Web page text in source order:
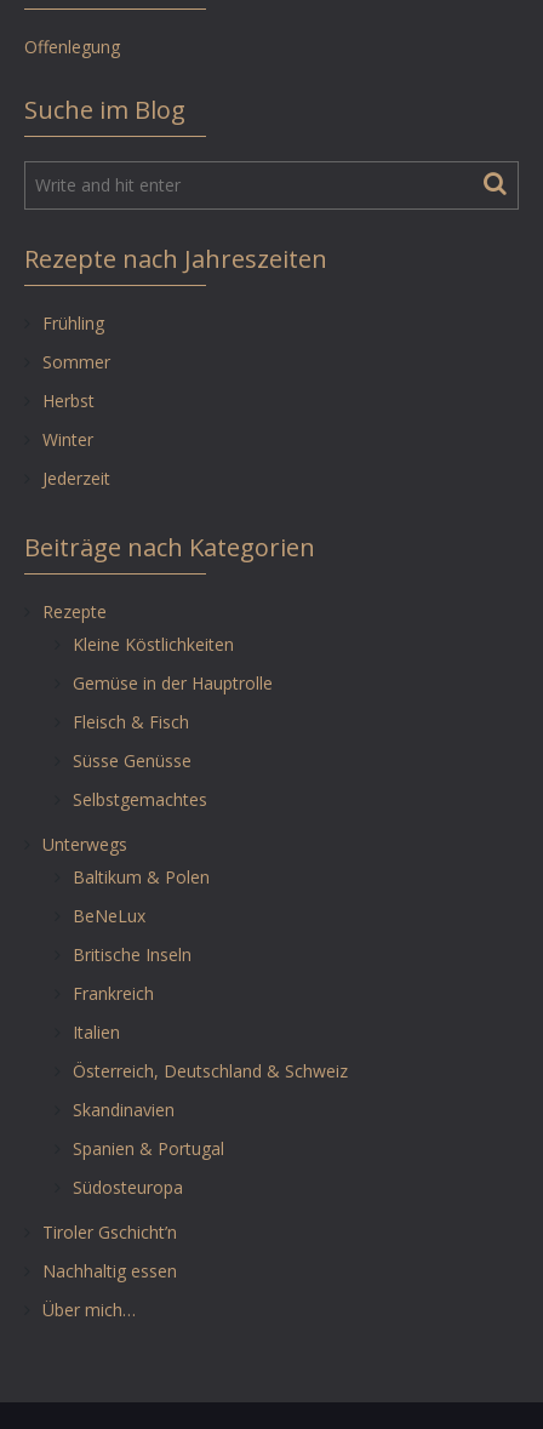
Offenlegung
Suche im Blog
Rezepte nach Jahreszeiten
Frühling
Sommer
Herbst
Winter
Jederzeit
Beiträge nach Kategorien
Rezepte
Kleine Köstlichkeiten
Gemüse in der Hauptrolle
Fleisch & Fisch
Süsse Genüsse
Selbstgemachtes
Unterwegs
Baltikum & Polen
BeNeLux
Britische Inseln
Frankreich
Italien
Österreich, Deutschland & Schweiz
Skandinavien
Spanien & Portugal
Südosteuropa
Tiroler Gschicht’n
Nachhaltig essen
Über mich…